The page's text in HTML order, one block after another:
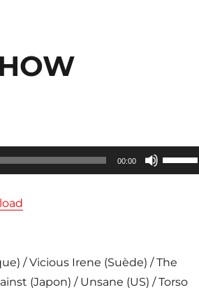
00:00
Utilisez
les
/ Vicious Irene (Suède) / The
(Japon) / Unsane (US) / Torso